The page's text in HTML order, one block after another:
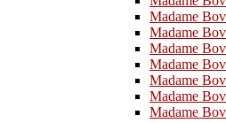
Madame
Madame
Madame
Madame
Madame
Madame
Madame